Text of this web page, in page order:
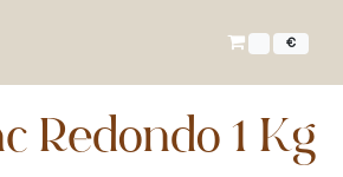
€
Redondo 1 Kg